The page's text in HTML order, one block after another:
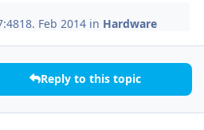
18. Feb 2014 in Hardware
Reply to this topic